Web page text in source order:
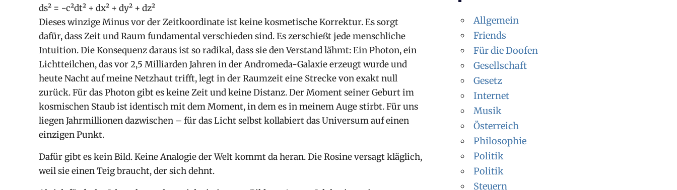
ds² = −c²dt² + dx² + dy² + dz²
Dieses winzige Minus vor der Zeitkoordinate ist keine kosmetische Korrektur. Es sorgt
dafür, dass Zeit und Raum fundamental verschieden sind. Es zerschießt jede menschliche
Intuition. Die Konsequenz daraus ist so radikal, dass sie den Verstand lähmt: Ein Photon, ein
Lichtteilchen, das vor 2,5 Milliarden Jahren in der Andromeda-Galaxie erzeugt wurde und
heute Nacht auf meine Netzhaut trifft, legt in der Raumzeit eine Strecke von exakt null
zurück. Für das Photon gibt es keine Zeit und keine Distanz. Der Moment seiner Geburt im
kosmischen Staub ist identisch mit dem Moment, in dem es in meinem Auge stirbt. Für uns
liegen Jahrmillionen dazwischen – für das Licht selbst kollabiert das Universum auf einen
einzigen Punkt.
Dafür gibt es kein Bild. Keine Analogie der Welt kommt da heran. Die Rosine versagt kläglich,
weil sie einen Teig braucht, der sich dehnt.
Allgemein
Friends
Für die Doofen
Gesellschaft
Gesetz
Internet
Musik
Österreich
Philosophie
Politik
Politik
Steuern